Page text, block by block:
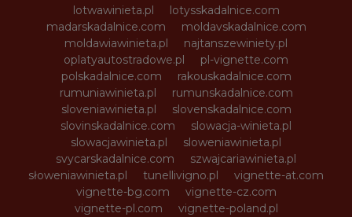
lotwawinieta.pl
lotysskadalnice.com
madarskadalnice.com
moldavskadalnice.com
moldawiawinieta.pl
najtanszewiniety.pl
oplatyautostradowe.pl
pl-vignette.com
polskadalnice.com
rakouskadalnice.com
rumuniawinieta.pl
rumunskadalnice.com
sloveniawinieta.pl
slovenskadalnice.com
slovinskadalnice.com
slowacja-winieta.pl
slowacjawinieta.pl
sloweniawinieta.pl
svycarskadalnice.com
szwajcariawinieta.pl
słoweniawinieta.pl
tunellivigno.pl
vignette-at.com
vignette-bg.com
vignette-cz.com
vignette-pl.com
vignette-poland.pl